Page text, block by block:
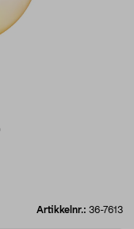
Artikkelnr.: 36-7613